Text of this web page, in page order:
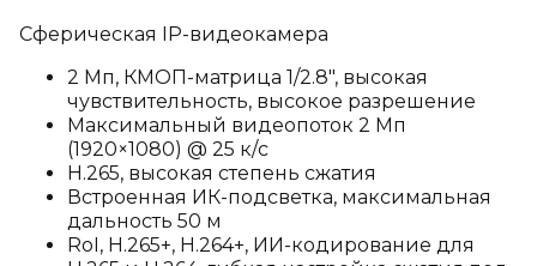
Сферическая IP-видеокамера
2 Мп, КМОП-матрица 1/2.8", высокая
чувствительность, высокое разрешение
Максимальный видеопоток 2 Мп
(1920×1080) @ 25 к/с
H.265, высокая степень сжатия
Встроенная ИК-подсветка, максимальная
дальность 50 м
RoI, H.265+, H.264+, ИИ-кодирование для